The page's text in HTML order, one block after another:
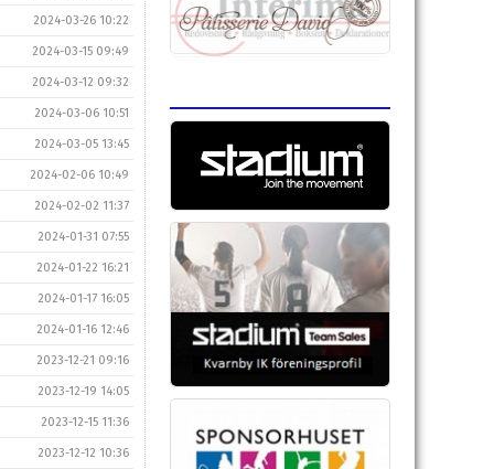
2024-03-26 10:22
2024-03-15 09:49
2024-03-12 09:32
2024-03-06 10:51
2024-03-05 13:45
2024-02-06 10:49
2024-02-02 11:37
2024-01-31 07:55
2024-01-22 16:21
2024-01-17 16:05
2024-01-16 12:46
2023-12-21 09:16
2023-12-19 14:05
2023-12-15 11:36
2023-12-12 10:36